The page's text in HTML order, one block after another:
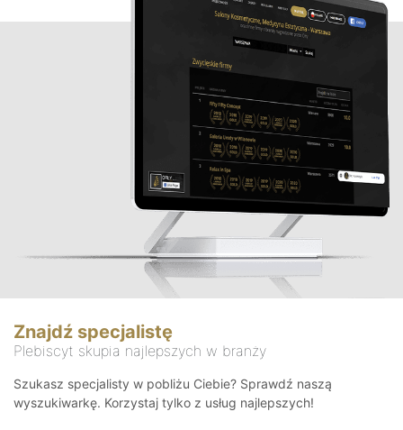
Znajdź specjalistę
Plebiscyt skupia najlepszych w branży
Szukasz specjalisty w pobliżu Ciebie? Sprawdź naszą
wyszukiwarkę. Korzystaj tylko z usług najlepszych!